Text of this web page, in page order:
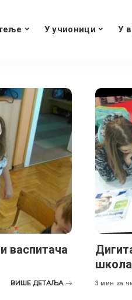
У учионици У
васпитача
ВИШЕ ДЕТАЉА
школа
3 мин за